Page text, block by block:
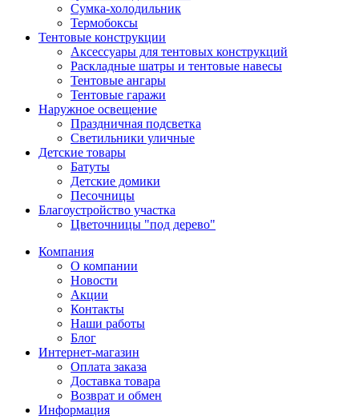
Сумка-холодильник
Термобоксы
Тентовые конструкции
Аксессуары для тентовых конструкций
Раскладные шатры и тентовые навесы
Тентовые ангары
Тентовые гаражи
Наружное освещение
Праздничная подсветка
Светильники уличные
Детские товары
Батуты
Детские домики
Песочницы
Благоустройство участка
Цветочницы "под дерево"
Компания
О компании
Новости
Акции
Контакты
Наши работы
Блог
Интернет-магазин
Оплата заказа
Доставка товара
Возврат и обмен
Информация